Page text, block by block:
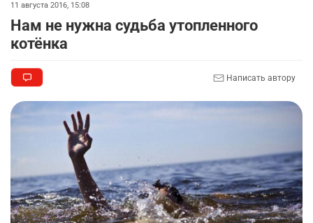
11 августа 2016, 15:08
Нам не нужна судьба утопленного
котёнка
Написать автору